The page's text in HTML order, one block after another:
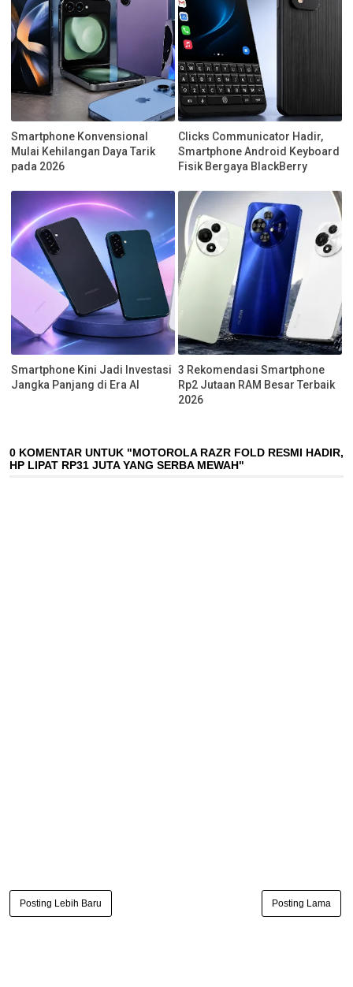
Smartphone Konvensional
Mulai Kehilangan Daya Tarik
pada 2026
Clicks Communicator Hadir,
Smartphone Android Keyboard
Fisik Bergaya BlackBerry
Smartphone Kini Jadi Investasi
Jangka Panjang di Era AI
3 Rekomendasi Smartphone
Rp2 Jutaan RAM Besar Terbaik
2026
0 KOMENTAR UNTUK "MOTOROLA RAZR FOLD RESMI HADIR,
HP LIPAT RP31 JUTA YANG SERBA MEWAH"
Posting Lebih Baru Posting Lama